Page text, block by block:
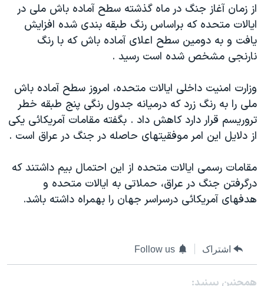
فرهنگ و زندگی
حقوق شهروندی
اقتصادی
اسرائیل در جنگ
گالری عکس
آرشیو پخش زنده
مستندها
انتخابات ریاست جمهوری آمریکا ۲۰۲۴
حمله جمهوری اسلامی به اسرائیل
ورزش زنان در ایران
اعتراضات زن، زندگی، آزادی
مجموعه مستندهای دادخواهی
دادگاه حمید نوری
چهل سال گروگان‌گیری
اسرائیل در جنگ
نرگس محمدی برنده جایزه نوبل صلح
دنبال کنید
زبانهای مختلف
از زمان آغاز جنگ در ماه گذشته سطح آماده باش ملی در
ايالات متحده که براساس رنگ طبقه بندی شده افزايش
يافت و به دومين سطح اعلای آماده باش که با رنگ
نارنجی مشخص شده است رسيد .
وزارت امنيت داخلی ايالات متحده، امروز سطح آماده باش
ملی را به رنگ زرد که درميانه جدول رنگی پنج طبقه خطر
تروريسم قرار دارد کاهش داد . بگفته مقامات آمريکائی يکی
از دلايل اين امر موفقيتهای حاصله در جنگ در عراق است .
مقامات رسمی ايالات متحده از اين احتمال بيم داشتند که
درگرفتن جنگ در عراق، حملاتی به ايالات متحده و
هدفهای آمريکائی درسراسر جهان را بهمراه داشته باشد.
اشتراک Follow us